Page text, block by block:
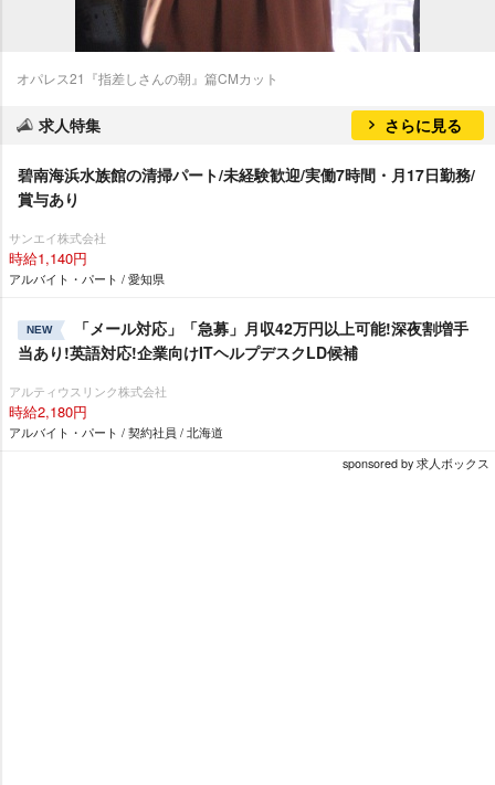
オパレス21『指差しさんの朝』篇CMカット
求人特集 さらに見る
碧南海浜水族館の清掃パート/未経験歓迎/実働7時間・月17日勤務/
賞与あり
サンエイ株式会社
時給1,140円
アルバイト・パート / 愛知県
NEW
「メール対応」「急募」月収42万円以上可能!深夜割増手
当あり!英語対応!企業向けITヘルプデスクLD候補
アルティウスリンク株式会社
時給2,180円
アルバイト・パート / 契約社員 / 北海道
sponsored by 求人ボックス